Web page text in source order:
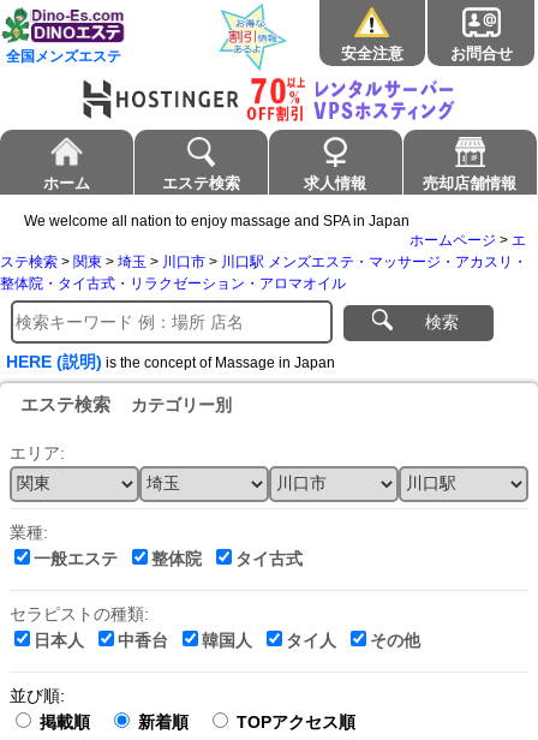
全国メンズエステ 安全注意 お問合せ
ホーム エステ検索 求人情報 売却店舗情報
We welcome all nation to enjoy massage and SPA in Japan
ホームページ > エ
ステ検索 > 関東 > 埼玉 > 川口市 > 川口駅 メンズエステ・マッサージ・アカスリ・
整体院・タイ古式・リラクゼーション・アロマオイル
検索
HERE (説明) is the concept of Massage in Japan
エステ検索 カテゴリー別
エリア:
業種:
一般エステ
整体院 タイ古式
セラピストの種類:
日本人
中香台 韓国人 タイ人 その他
並び順:
掲載順
新着順 TOPアクセス順